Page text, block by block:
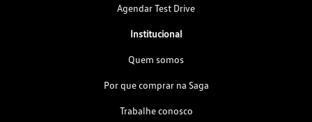
Agendar Test Drive
Institucional
Quem somos
Por que comprar na Saga
Trabalhe conosco